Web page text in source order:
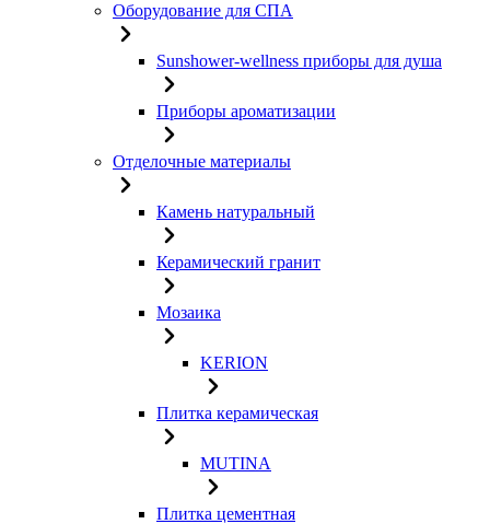
Оборудование для СПА
Sunshower-wellness приборы для душа
Приборы ароматизации
Отделочные материалы
Камень натуральный
Керамический гранит
Мозаика
KERION
Плитка керамическая
MUTINA
Плитка цементная